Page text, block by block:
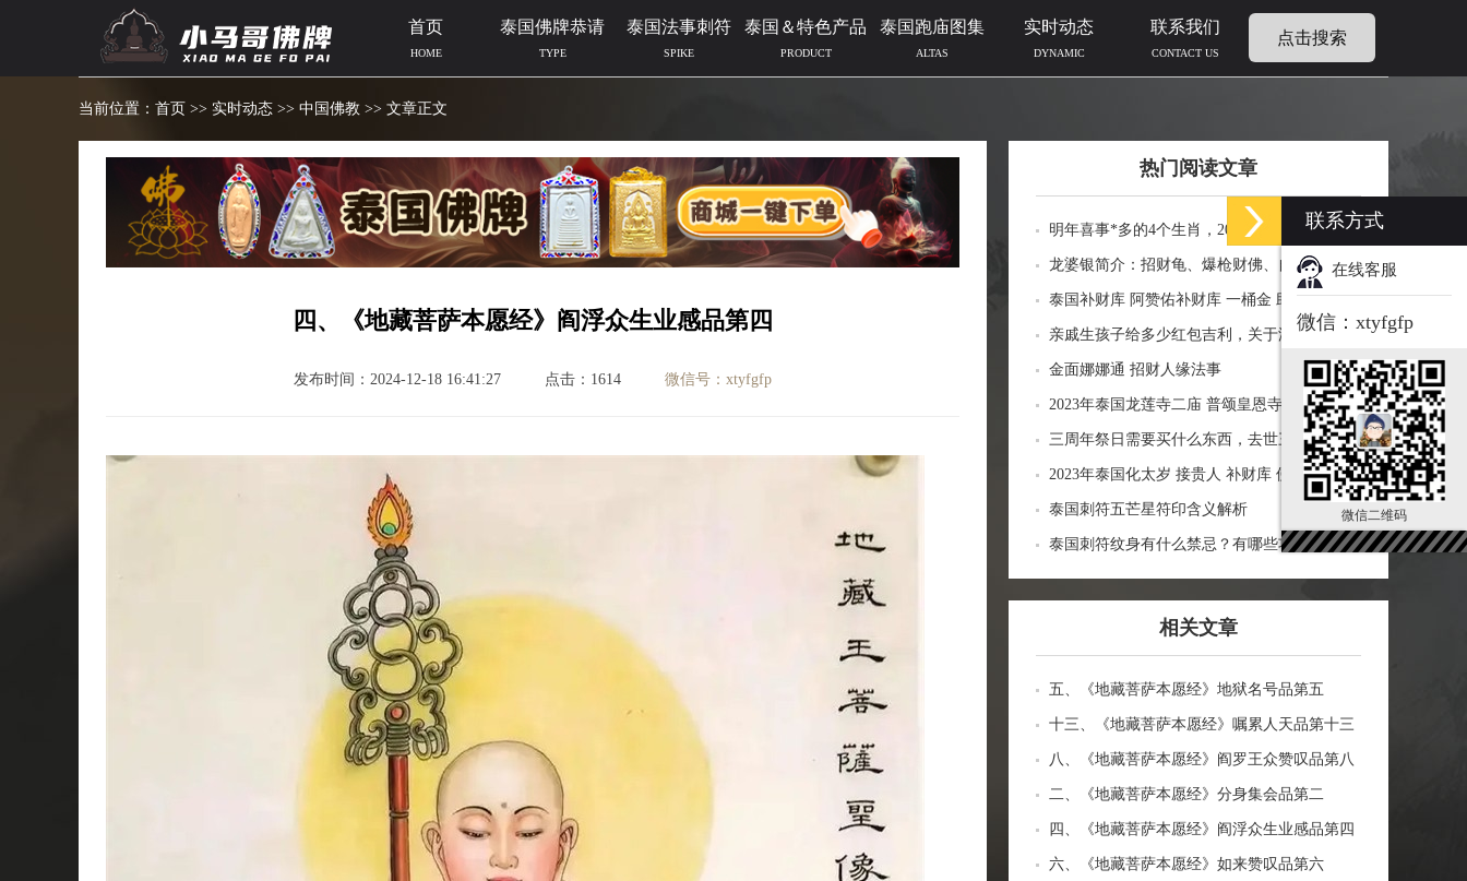
首页
HOME
泰国佛牌恭请
TYPE
泰国法事刺符
SPIKE
泰国＆特色产品
PRODUCT
泰国跑庙图集
ALTAS
实时动态
DYNAMIC
联系我们
CONTACT US
点击搜索
当前位置： 首页 >> 实时动态 >> 中国佛教 >> 文章正文
四、《地藏菩萨本愿经》阎浮众生业感品第四
发布时间：2024-12-18 16:41:27 点击：1614 微信号：xtyfgfp
热门阅读文章
明年喜事*多的4个生肖，2024年什么生肖福运
临门好事连连
龙婆银简介：招财龟、爆枪财佛、自身佛牌的
功效介绍
泰国补财库 阿赞佑补财库 一桶金 助力生意财
运财富
亲戚生孩子给多少红包吉利，关于添丁份子钱
风水讲究
金面娜娜通 招财人缘法事
2023年泰国龙莲寺二庙 普颂皇恩寺化太岁 接
贵人 补财库 佛历2566年
三周年祭日需要买什么东西，去世三周年祭祀
用品风水
2023年泰国化太岁 接贵人 补财库 佛历2566年
泰国刺符五芒星符印含义解析
泰国刺符纹身有什么禁忌？有哪些功效？
相关文章
五、《地藏菩萨本愿经》地狱名号品第五
十三、《地藏菩萨本愿经》嘱累人天品第十三
八、《地藏菩萨本愿经》阎罗王众赞叹品第八
二、《地藏菩萨本愿经》分身集会品第二
四、《地藏菩萨本愿经》阎浮众生业感品第四
六、《地藏菩萨本愿经》如来赞叹品第六
联系方式
在线客服
微信：xtyfgfp
微信二维码